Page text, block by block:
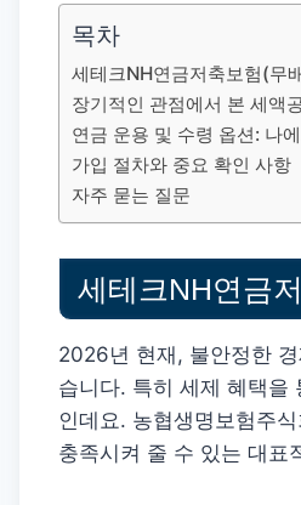
목차
세테크NH연금저축보험(무
장기적인 관점에서 본 세액
연금 운용 및 수령 옵션: 나
가입 절차와 중요 확인 사항
자주 묻는 질문
세테크NH연금
2026년 현재, 불안정한
습니다. 특히 세제 혜택을
인데요. 농협생명보험주
충족시켜 줄 수 있는 대표